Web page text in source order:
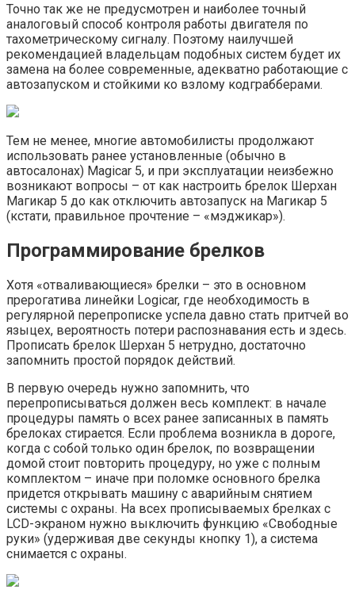
Точно так же не предусмотрен и наиболее точный
аналоговый способ контроля работы двигателя по
тахометрическому сигналу. Поэтому наилучшей
рекомендацией владельцам подобных систем будет их
замена на более современные, адекватно работающие с
автозапуском и стойкими ко взлому кодграбберами.
Тем не менее, многие автомобилисты продолжают
использовать ранее установленные (обычно в
автосалонах) Magicar 5, и при эксплуатации неизбежно
возникают вопросы – от как настроить брелок Шерхан
Магикар 5 до как отключить автозапуск на Магикар 5
(кстати, правильное прочтение – «мэджикар»).
Программирование брелков
Хотя «отваливающиеся» брелки – это в основном
прерогатива линейки Logicar, где необходимость в
регулярной перепрописке успела давно стать притчей во
языцех, вероятность потери распознавания есть и здесь.
Прописать брелок Шерхан 5 нетрудно, достаточно
запомнить простой порядок действий.
В первую очередь нужно запомнить, что
перепрописываться должен весь комплект: в начале
процедуры память о всех ранее записанных в память
брелоках стирается. Если проблема возникла в дороге,
когда с собой только один брелок, по возвращении
домой стоит повторить процедуру, но уже с полным
комплектом – иначе при поломке основного брелка
придется открывать машину с аварийным снятием
системы с охраны. На всех прописываемых брелках с
LCD-экраном нужно выключить функцию «Свободные
руки» (удерживая две секунды кнопку 1), а система
снимается с охраны.